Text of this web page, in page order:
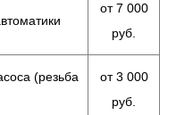
от 7 000
руб.
(резьба
от 3 000
руб.